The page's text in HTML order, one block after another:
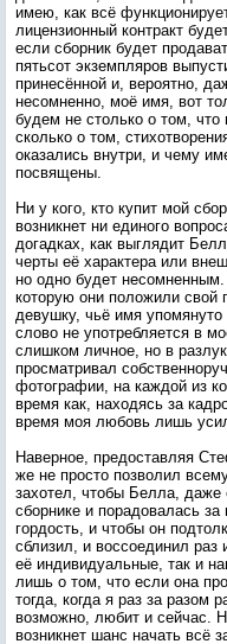
имею, как всё
лицензионный контракт
если сборник будет
пятьсот экземпляров
принесённой и, вероятно,
несомненно, моё имя, вот
будем не столько о том, что
сколько о том,
оказались внутри, и чему
посвящены.
Ни у кого, кто купит мой
возникнет ни единого
догадках, как выглядит
черты её характера или
но одно будет несомненным.
которую они положили свой
девушку, чьё имя
слово не употребляется в
слишком личное, но в
просматривал
фотографии, на каждой из
время как, находясь за
время моя любовь лишь
Наверное, предоставляя
же не просто позволил
захотел, чтобы Белла, даже
сборнике и порадовалась
гордость, и чтобы он
сблизил, и воссоединил раз
её индивидуальные, так и
лишь о том, что если она
тогда, когда я раз за разом
возможно, любит и сейчас.
возникнет шанс начать всё